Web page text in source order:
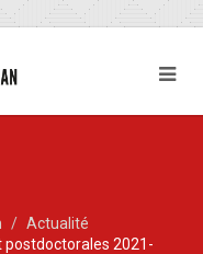
Actualité
postdoctorales 2021-